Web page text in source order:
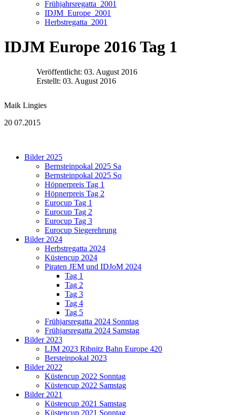
Frühjahrsregatta_2001
IDJM_Europe_2001
Herbstregatta_2001
IDJM Europe 2016 Tag 1
Veröffentlicht: 03. August 2016
Erstellt: 03. August 2016
Maik Lingies
20 07.2015
Bilder 2025
Bernsteinpokal 2025 Sa
Bernsteinpokal 2025 So
Höpnerpreis Tag 1
Höpnerpreis Tag 2
Eurocup Tag 1
Eurocup Tag 2
Eurocup Tag 3
Eurocup Siegerehrung
Bilder 2024
Herbstregatta 2024
Küstencup 2024
Piraten JEM und IDJoM 2024
Tag 1
Tag 2
Tag 3
Tag 4
Tag 5
Frühjarsregatta 2024 Sonntag
Frühjarsregatta 2024 Samstag
Bilder 2023
LJM 2023 Ribnitz Bahn Europe 420
Bersteinpokal 2023
Bilder 2022
Küstencup 2022 Sonntag
Küstencup 2022 Samstag
Bilder 2021
Küstencup 2021 Samstag
Küstencup 2021 Sonntag